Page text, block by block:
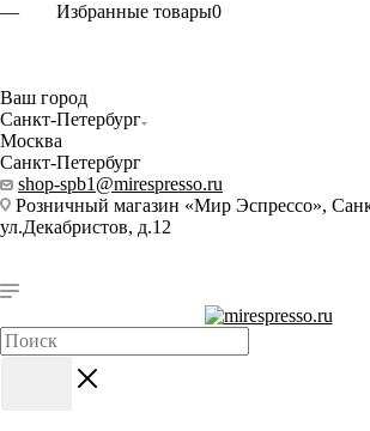
Избранные товары0
Ваш город
Санкт-Петербург
Москва
Санкт-Петербург
shop-spb1@mirespresso.ru
Розничный магазин «Мир Эспрессо»,
ул.Декабристов, д.12